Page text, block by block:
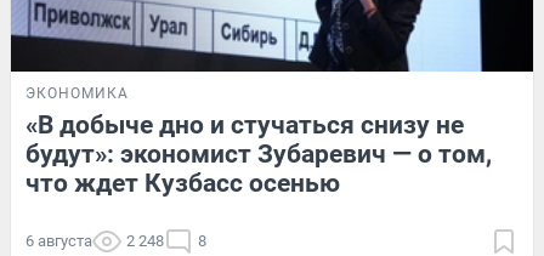
ЭКОНОМИКА
«В добыче дно и стучаться снизу не
будут»: экономист Зубаревич — о том,
что ждет Кузбасс осенью
6 августа 2 248 8